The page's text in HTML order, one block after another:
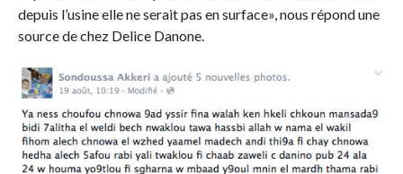
depuis l’usine elle ne serait pas en surface», nous répond une
source de chez Delice Danone.